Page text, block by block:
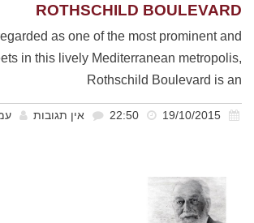
ROTHSCHILD BOULEVARD
as one of the most prominent and
in this lively Mediterranean metropolis,
Rothschild Boulevard is an
אין תגובות